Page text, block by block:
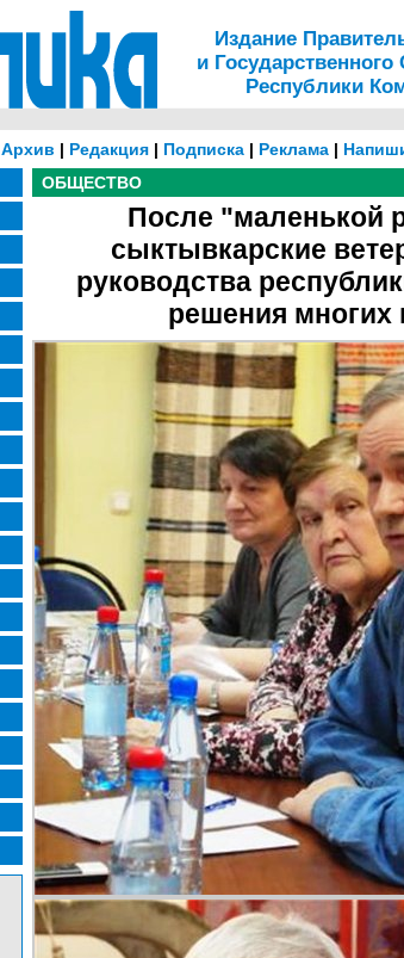
Издание
и Государственного
Республики
Архив | Редакция| Подписка| Реклама|
ОБЩЕСТВО
После "маленькой
сыктывкарские
руководства
решения многих